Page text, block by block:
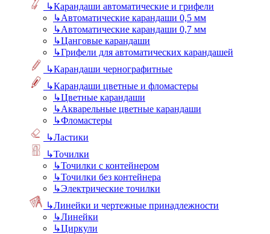
↳Карандаши автоматические и грифели
↳Автоматические карандаши 0,5 мм
↳Автоматические карандаши 0,7 мм
↳Цанговые карандаши
↳Грифели для автоматических карандашей
↳Карандаши чернографитные
↳Карандаши цветные и фломастеры
↳Цветные карандаши
↳Акварельные цветные карандаши
↳Фломастеры
↳Ластики
↳Точилки
↳Точилки с контейнером
↳Точилки без контейнера
↳Электрические точилки
↳Линейки и чертежные принадлежности
↳Линейки
↳Циркули